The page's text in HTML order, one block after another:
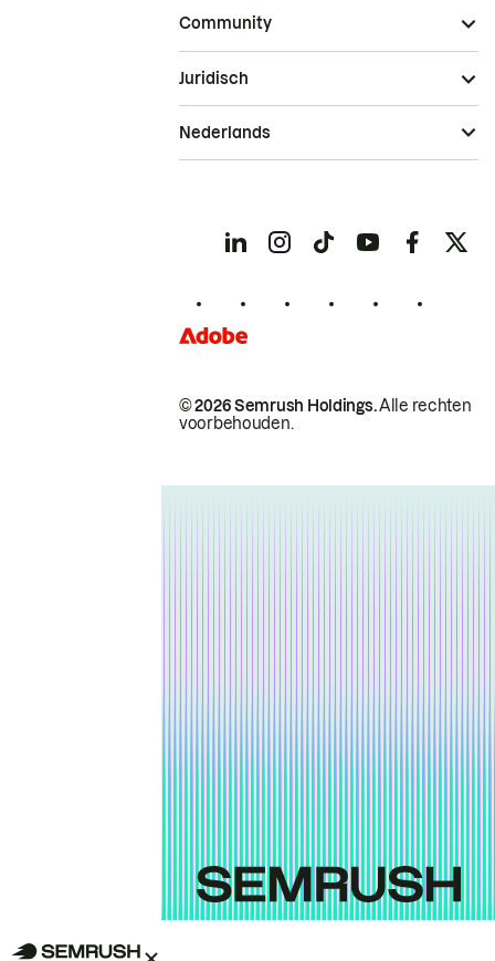
Community
© 2026 Semrush Holdings.Alle rechten
voorbehouden.
Juridisch
Nederlands